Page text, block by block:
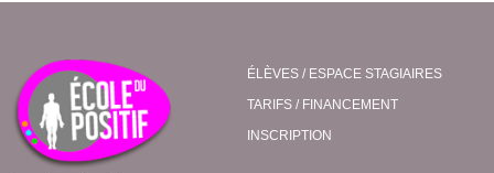
ÉLÈVES / ESPACE STAGIAIRES
TARIFS / FINANCEMENT
INSCRIPTION